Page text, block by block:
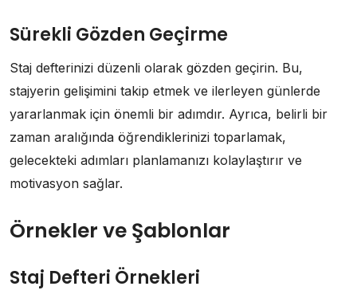
Sürekli Gözden Geçirme
Staj defterinizi düzenli olarak gözden geçirin. Bu,
stajyerin gelişimini takip etmek ve ilerleyen günlerde
yararlanmak için önemli bir adımdır. Ayrıca, belirli bir
zaman aralığında öğrendiklerinizi toparlamak,
gelecekteki adımları planlamanızı kolaylaştırır ve
motivasyon sağlar.
Örnekler ve Şablonlar
Staj Defteri Örnekleri